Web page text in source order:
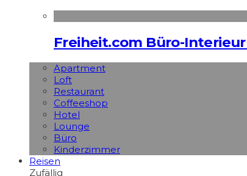
Freiheit.com Büro-
Apart­ment
Loft
Restaurant
Coffeeshop
Hotel
Lounge
Büro
Kinderzimmer
Reisen
Zufällig